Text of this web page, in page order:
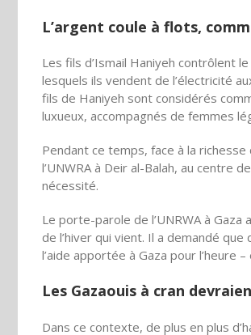
L’argent coule à flots,
Les fils d’Ismail Haniyeh contrôlent
lesquels ils vendent de l’électricité
fils de Haniyeh sont considérés
luxueux, accompagnés de femmes
Pendant ce temps, face à la
l’UNWRA à Deir al-Balah, au centre
nécessité.
Le porte-parole de l’UNRWA à
de l’hiver qui vient. Il a demandé
l’aide apportée à Gaza pour l’heure
Les Gazaouis à cran
Dans ce contexte, de plus en plus